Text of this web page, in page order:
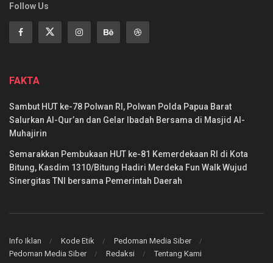
Follow Us
FAKTA
Sambut HUT ke-78 Polwan RI, Polwan Polda Papua Barat
Salurkan Al-Qur’an dan Gelar Ibadah Bersama di Masjid Al-
Muhajirin
Semarakkan Pembukaan HUT ke-81 Kemerdekaan RI di Kota
Bitung, Kasdim 1310/Bitung Hadiri Merdeka Fun Walk Wujud
Sinergitas TNI bersama Pemerintah Daerah
Info Iklan Kode Etik
Pedoman Media Siber
Pedoman Media Siber
Redaksi Tentang Kami